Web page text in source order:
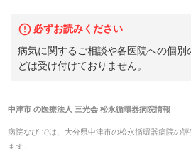
必ずお読みください
病気に関するご相談や各医院への個別
どは受け付けておりません。
中津市の医療法人 三光会 松永循環器病院情報
病院なび では、 大分県中津市の松永循環器病院の評
ます。